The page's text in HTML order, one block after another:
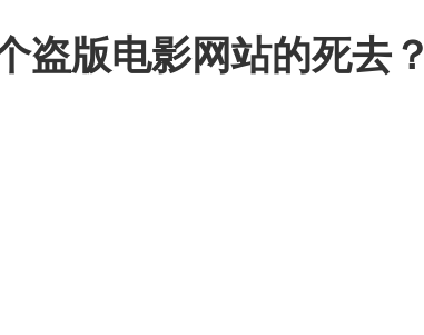
盗版电影网站的死去？